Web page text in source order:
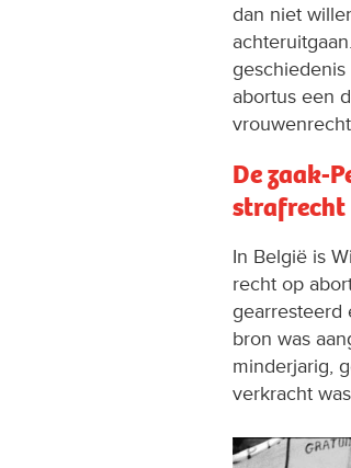
dan niet
abortus een
De zaak-
strafrecht
In België is
recht op
gearresteerd
bron was
minderjarig,
verkracht was